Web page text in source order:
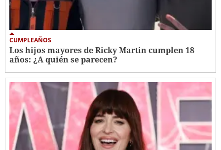
CUMPLEAÑOS
Los hijos mayores de Ricky Martin cumplen 18
años: ¿A quién se parecen?